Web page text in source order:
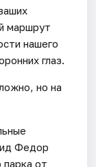
маршрут
нашего
глаз.
но на
Федор
от